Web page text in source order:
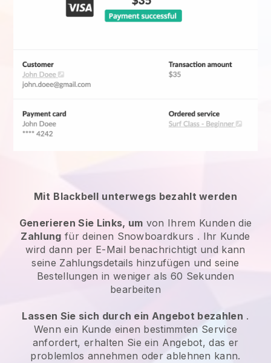
Mit Blackbell unterwegs bezahlt werden
Generieren Sie Links, um von Ihrem Kunden die
Zahlung für deinen Snowboardkurs . Ihr Kunde
wird dann per E-Mail benachrichtigt und kann
seine Zahlungsdetails hinzufügen und seine
Bestellungen in weniger als 60 Sekunden
bearbeiten
Lassen Sie sich durch ein Angebot bezahlen .
Wenn ein Kunde einen bestimmten Service
anfordert, erhalten Sie ein Angebot, das er
problemlos annehmen oder ablehnen kann.